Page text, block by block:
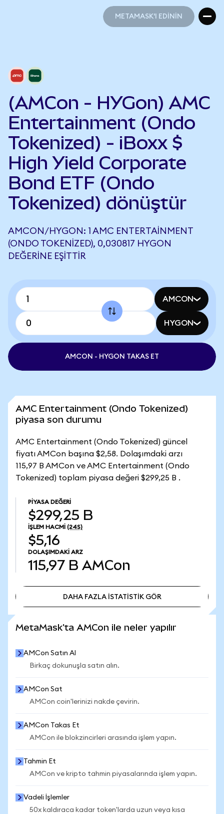
METAMASK'I EDİNİN
(AMCon - HYGon) AMC
Entertainment (Ondo
Tokenized) - iBoxx $
High Yield Corporate
Bond ETF (Ondo
Tokenized) dönüştür
AMCON/HYGON: 1 AMC ENTERTAINMENT
(ONDO TOKENIZED), 0,030817 HYGON
DEĞERINE EŞITTIR
AMCON
HYGON
AMCON - HYGON TAKAS ET
AMC Entertainment (Ondo Tokenized)
piyasa son durumu
AMC Entertainment (Ondo Tokenized) güncel
fiyatı AMCon başına $2,58. Dolaşımdaki arzı
115,97 B AMCon ve AMC Entertainment (Ondo
Tokenized) toplam piyasa değeri $299,25 B .
PIYASA DEĞERI
$299,25 B
İŞLEM HACMI (24S)
$5,16
DOLAŞIMDAKI ARZ
115,97 B AMCon
DAHA FAZLA İSTATİSTİK GÖR
MetaMask'ta AMCon ile neler yapılır
AMCon Satın Al
Birkaç dokunuşla satın alın.
AMCon Sat
AMCon coin'lerinizi nakde çevirin.
AMCon Takas Et
AMCon ile blokzincirleri arasında işlem yapın.
Tahmin Et
AMCon ve kripto tahmin piyasalarında işlem yapın.
Vadeli İşlemler
50x kaldıraca kadar token'larda uzun veya kısa